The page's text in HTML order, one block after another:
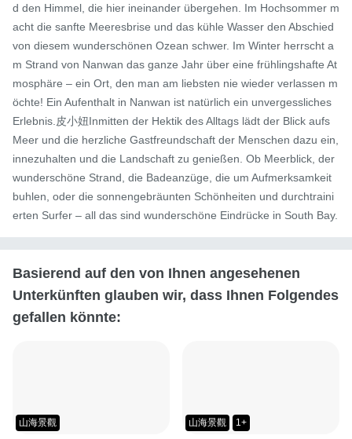
d den Himmel, die hier ineinander übergehen. Im Hochsommer m
acht die sanfte Meeresbrise und das kühle Wasser den Abschied
von diesem wunderschönen Ozean schwer. Im Winter herrscht a
m Strand von Nanwan das ganze Jahr über eine frühlingshafte At
mosphäre – ein Ort, den man am liebsten nie wieder verlassen m
öchte! Ein Aufenthalt in Nanwan ist natürlich ein unvergessliches
Erlebnis.皮小妞Inmitten der Hektik des Alltags lädt der Blick aufs
Meer und die herzliche Gastfreundschaft der Menschen dazu ein,
innezuhalten und die Landschaft zu genießen. Ob Meerblick, der
wunderschöne Strand, die Badeanzüge, die um Aufmerksamkeit
buhlen, oder die sonnengebräunten Schönheiten und durchtraini
erten Surfer – all das sind wunderschöne Eindrücke in South Bay.
Basierend auf den von Ihnen angesehenen
Unterkünften glauben wir, dass Ihnen Folgendes
gefallen könnte:
山海景觀 山海景觀 1+